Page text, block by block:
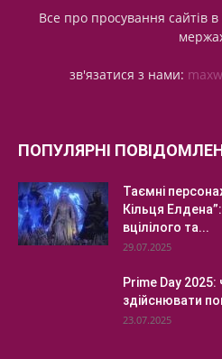
Все про просування сайтів в
зв'язатися з нами:
ПОПУЛЯРНІ
Таємні
Кільця
вцілілого та...
29.07.2025
Prime Day
здійснювати
23.07.2025